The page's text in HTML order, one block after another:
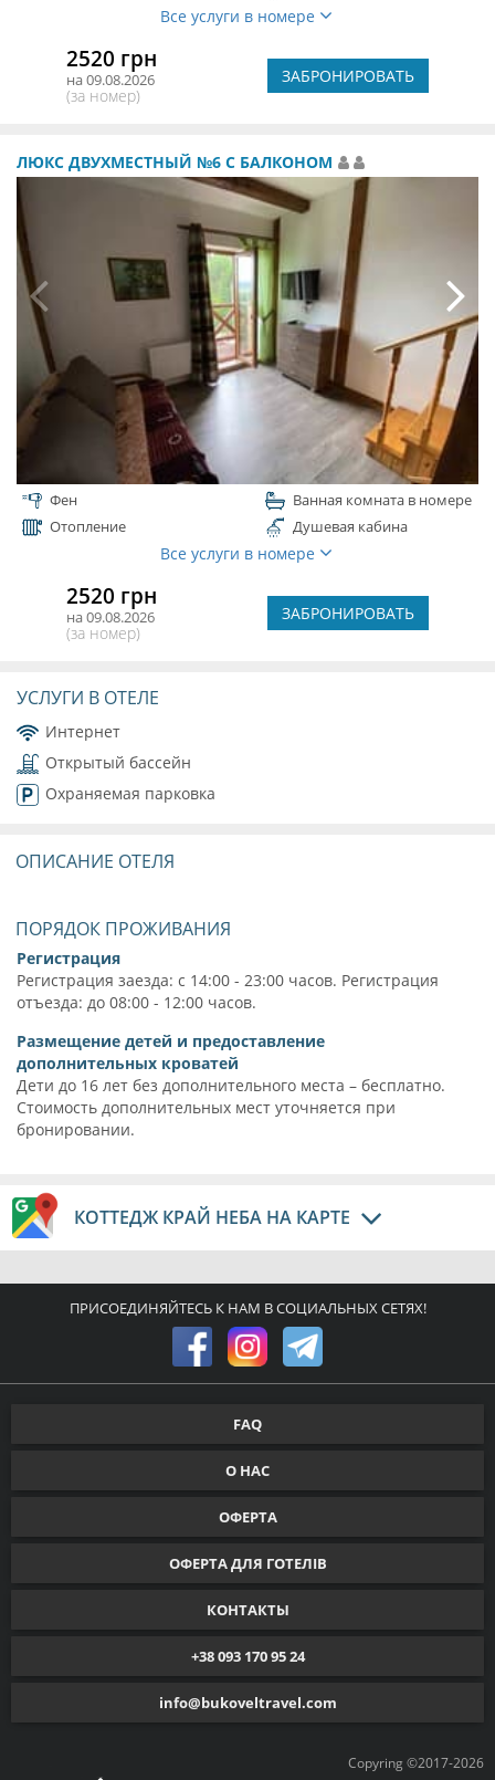
Все услуги в номере
2520 грн
на 09.08.2026
(за номер)
ЗАБРОНИРОВАТЬ
ЛЮКС ДВУХМЕСТНЫЙ №6 С БАЛКОНОМ
Фен
Ванная комната в номере
Отопление
Душевая кабина
Все услуги в номере
2520 грн
на 09.08.2026
(за номер)
ЗАБРОНИРОВАТЬ
УСЛУГИ В ОТЕЛЕ
Интернет
Открытый бассейн
Охраняемая парковка
ОПИСАНИЕ ОТЕЛЯ
ПОРЯДОК ПРОЖИВАНИЯ
Регистрация
Регистрация заезда: с 14:00 - 23:00 часов. Регистрация
отъезда: до 08:00 - 12:00 часов.
Размещение детей и предоставление
дополнительных кроватей
Дети до 16 лет без дополнительного места – бесплатно.
Стоимость дополнительных мест уточняется при
бронировании.
КОТТЕДЖ КРАЙ НЕБА НА КАРТЕ
ПРИСОЕДИНЯЙТЕСЬ К НАМ В СОЦИАЛЬНЫХ СЕТЯХ!
Copyring ©2017-2026
FAQ
О НАС
ОФЕРТА
ОФЕРТА ДЛЯ ГОТЕЛІВ
КОНТАКТЫ
+38 093 170 95 24
info@bukoveltravel.com